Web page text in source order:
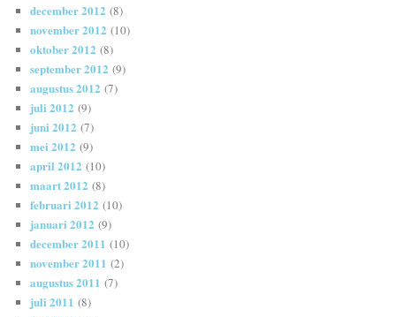
december 2012 (8)
november 2012 (10)
oktober 2012 (8)
september 2012 (9)
augustus 2012 (7)
juli 2012 (9)
juni 2012 (7)
mei 2012 (9)
april 2012 (10)
maart 2012 (8)
februari 2012 (10)
januari 2012 (9)
december 2011 (10)
november 2011 (2)
augustus 2011 (7)
juli 2011 (8)